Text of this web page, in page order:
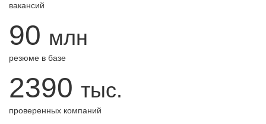
вакансий
90 млн
резюме в базе
2390 тыс.
проверенных компаний